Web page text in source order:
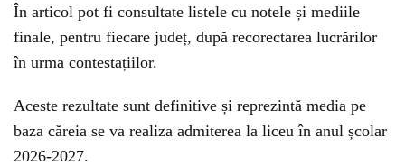
În articol pot fi consultate listele cu notele și mediile
finale, pentru fiecare județ, după recorectarea lucrărilor
în urma contestațiilor.
Aceste rezultate sunt definitive și reprezintă media pe
baza căreia se va realiza admiterea la liceu în anul școlar
2026-2027.